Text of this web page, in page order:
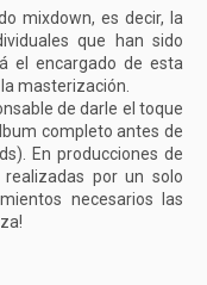
mixdown, es decir, la
que han sido
el encargado de esta
masterización.
de darle el toque
completo antes de
En producciones de
por un solo
necesarios las